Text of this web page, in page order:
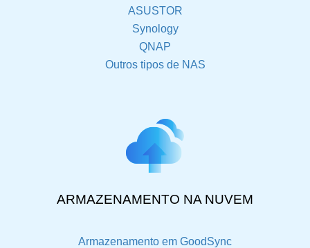
ASUSTOR
Synology
QNAP
Outros tipos de NAS
ARMAZENAMENTO NA NUVEM
Armazenamento em GoodSync